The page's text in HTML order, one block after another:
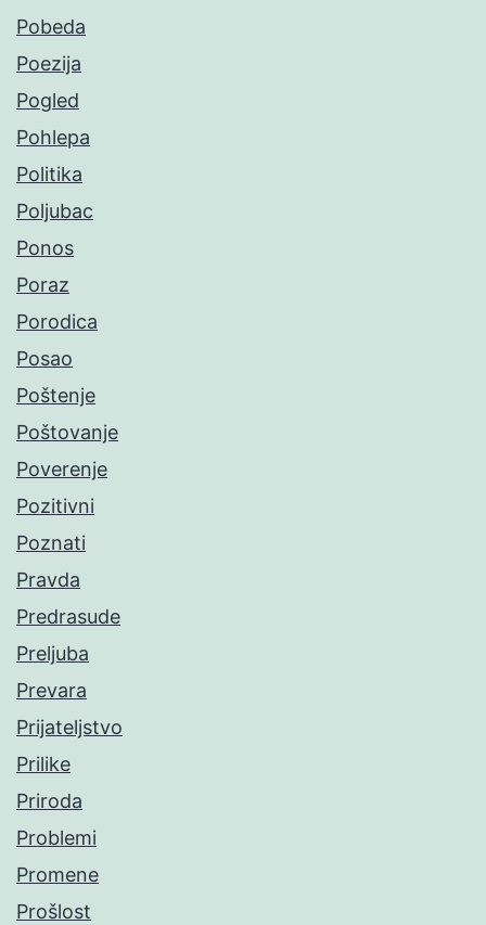
Pobeda
Poezija
Pogled
Pohlepa
Politika
Poljubac
Ponos
Poraz
Porodica
Posao
Poštenje
Poštovanje
Poverenje
Pozitivni
Poznati
Pravda
Predrasude
Preljuba
Prevara
Prijateljstvo
Prilike
Priroda
Problemi
Promene
Prošlost